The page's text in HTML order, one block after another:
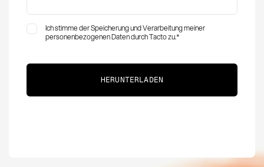
Ich stimme der Speicherung und Verarbeitung meiner
personenbezogenen Daten durch Tacto zu.*